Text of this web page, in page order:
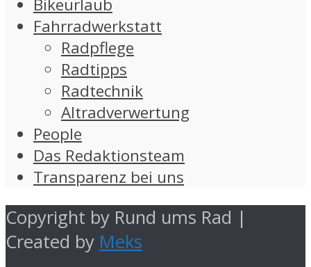
Fahrradwerkstatt
Radpflege
Radtipps
Radtechnik
Altradverwertung
People
Das Redaktionsteam
Transparenz bei uns
Copyright by Rund ums Rad |
Created by Meks